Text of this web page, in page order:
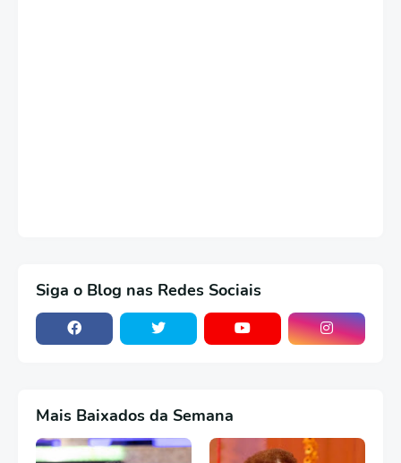
Siga o Blog nas Redes Sociais
Mais Baixados da Semana